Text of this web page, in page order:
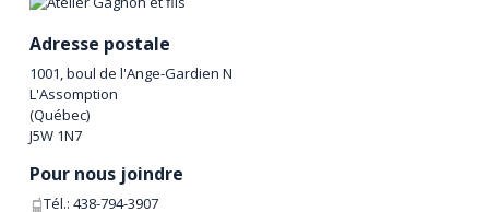
Adresse postale
1001, boul de l'Ange-Gardien N
L'Assomption
(Québec)
J5W 1N7
Pour nous joindre
Tél.:438-794-3907